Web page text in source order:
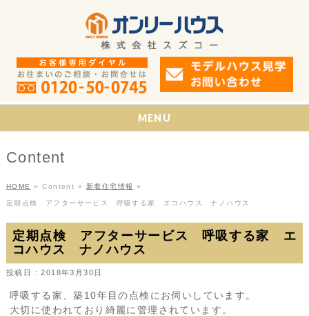
MENU
Content
HOME » Content » 新着住宅情報 »
定期点検 アフターサービス 呼吸する家 エコハウス ナノハウス
定期点検 アフターサービス 呼吸する家 エ
コハウス ナノハウス
投稿日 : 2018年3月30日
呼吸する家、築10年目の点検にお伺いしています。
大切に使われており綺麗に管理されています。